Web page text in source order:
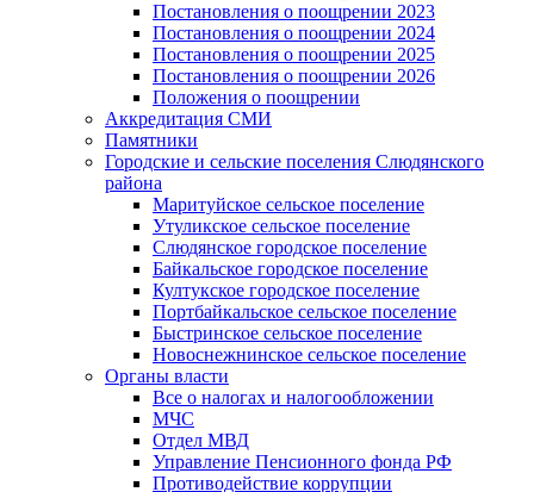
Постановления о поощрении 2023
Постановления о поощрении 2024
Постановления о поощрении 2025
Постановления о поощрении 2026
Положения о поощрении
Аккредитация СМИ
Памятники
Городские и сельские поселения Слюдянского
района
Маритуйское сельское поселение
Утуликское сельское поселение
Слюдянское городское поселение
Байкальское городское поселение
Култукское городское поселение
Портбайкальское сельское поселение
Быстринское сельское поселение
Новоснежнинское сельское поселение
Органы власти
Все о налогах и налогообложении
МЧС
Отдел МВД
Управление Пенсионного фонда РФ
Противодействие коррупции